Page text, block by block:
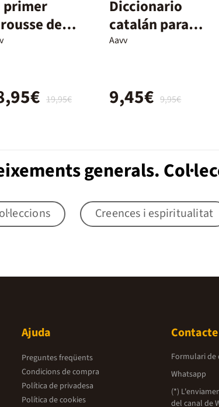
primer
de
¿Por qué?
19,95€
Diccionario
catalán para
principiantes
Aavv
9,95€
9,45€
generals.
Creences i espiritualitat
Ajuda
Preguntes freqüents
Condicions de compra
Política de privadesa
Política de cookies
Contacte
Formulari de
Whatsapp
(*)
del canal de